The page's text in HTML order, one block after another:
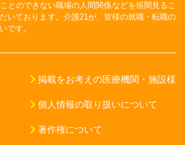
とのできない職場の人間関係などを垣間見るこ
いております。介護21が、皆様の就職・転職の
です。
掲載をお考えの医療機関・施設様
個人情報の取り扱いについて
著作権について